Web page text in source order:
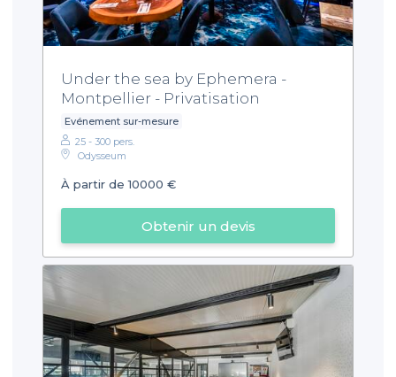
Under the sea by Ephemera -
Montpellier - Privatisation
Evénement sur-mesure
25 - 300 pers.
Odysseum
À partir de 10000 €
Obtenir un devis